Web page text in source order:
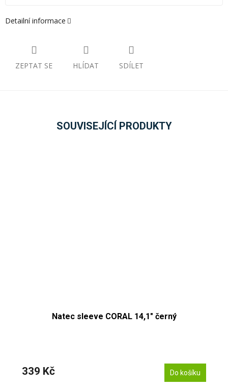
Detailní informace
ZEPTAT SE HLÍDAT SDÍLET
SOUVISEJÍCÍ PRODUKTY
Natec sleeve CORAL 14,1" černý
339 Kč Do košíku